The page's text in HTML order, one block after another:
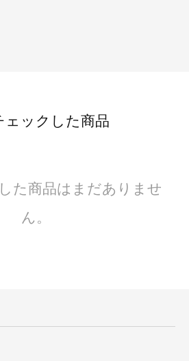
ェックした商品
た商品はまだありませ
ん。